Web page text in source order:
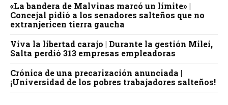
«La bandera de Malvinas marcó un límite» |
Concejal pidió a los senadores salteños que no
extranjericen tierra gaucha
Viva la libertad carajo | Durante la gestión Milei,
Salta perdió 313 empresas empleadoras
Crónica de una precarización anunciada |
¡Universidad de los pobres trabajadores salteños!